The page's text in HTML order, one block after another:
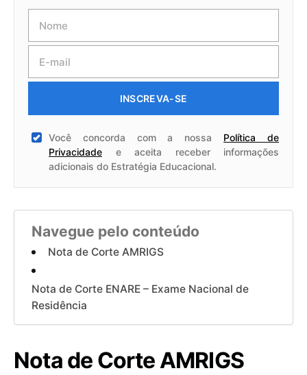
INSCREVA-SE
Você concorda com a nossa Política de
Privacidade e aceita receber informações
adicionais do Estratégia Educacional.
Navegue pelo conteúdo
Nota de Corte AMRIGS
Nota de Corte ENARE – Exame Nacional de
Residência
Nota de Corte AMRIGS